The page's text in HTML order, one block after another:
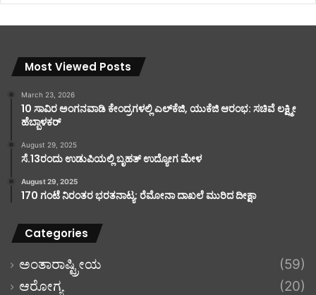
Most Viewed Posts
March 23, 2026
10 ಸಾವಿರ ಅಂಗನವಾಡಿ ಕೇಂದ್ರಗಳಲ್ಲಿ ಎಲ್‌ಕೆಜಿ, ಯುಕೆಜಿ ಆರಂಭ: ಸಚಿವೆ ಲಕ್ಷ್ಮೀ
ಹೆಬ್ಬಾಳಕರ್
August 29, 2025
ಸೆ.13ರಂದು ಉಡುಪಿಯಲ್ಲಿ ಬೃಹತ್ ಉದ್ಯೋಗ ಮೇಳ
August 29, 2025
170 ಗಂಟೆ ನಿರಂತರ ಭರತನಾಟ್ಯ: ರೆಮೋನಾ ದಾಖಲೆ ಮುರಿದ ದೀಕ್ಷಾ
Categories
ಅಂತಾರಾಷ್ಟ್ರೀಯ
(59)
ಆರೋಗ್ಯ
(20)